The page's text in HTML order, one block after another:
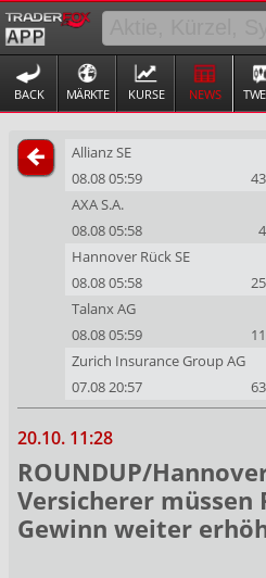
BACK MÄRKTE KURSE NEWS
Allianz SE
08.08 05:59
AXA S.A.
08.08 05:58
Hannover Rück SE
08.08 05:58
Talanx AG
08.08 05:59
Zurich Insurance Group AG
07.08 20:57
20.10. 11:28
ROUNDUP/
Versicherer müssen
Gewinn weiter